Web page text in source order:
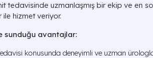
tedavisinde uzmanlaşmış bir ekip ve en
hizmet veriyor.
sunduğu avantajlar:
konusunda deneyimli ve uzman